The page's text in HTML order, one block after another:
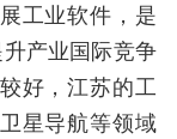
工业软件，是
产业国际竞争
好，江苏的工
星导航等领域